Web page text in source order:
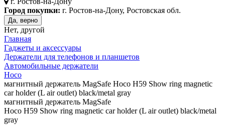
Город покупки: г. Ростов-на-Дону, Ростовская обл.
Да, верно
Нет, другой
Главная
Гаджеты и аксессуары
Держатели для телефонов и планшетов
Автомобильные держатели
Hoco
магнитный держатель MagSafe Hoco H59 Show ring magnetic
car holder (L air outlet) black/metal gray
магнитный держатель MagSafe
Hoco H59 Show ring magnetic car holder (L air outlet) black/metal
gray